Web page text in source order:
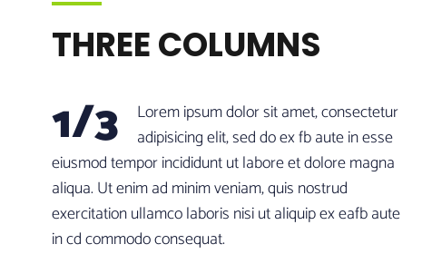
THREE COLUMNS
1/3
Lorem ipsum dolor sit amet, consectetur
adipisicing elit, sed do ex fb aute in esse
eiusmod tempor incididunt ut labore et dolore magna
aliqua. Ut enim ad minim veniam, quis nostrud
exercitation ullamco laboris nisi ut aliquip ex eafb aute
in cd commodo consequat.